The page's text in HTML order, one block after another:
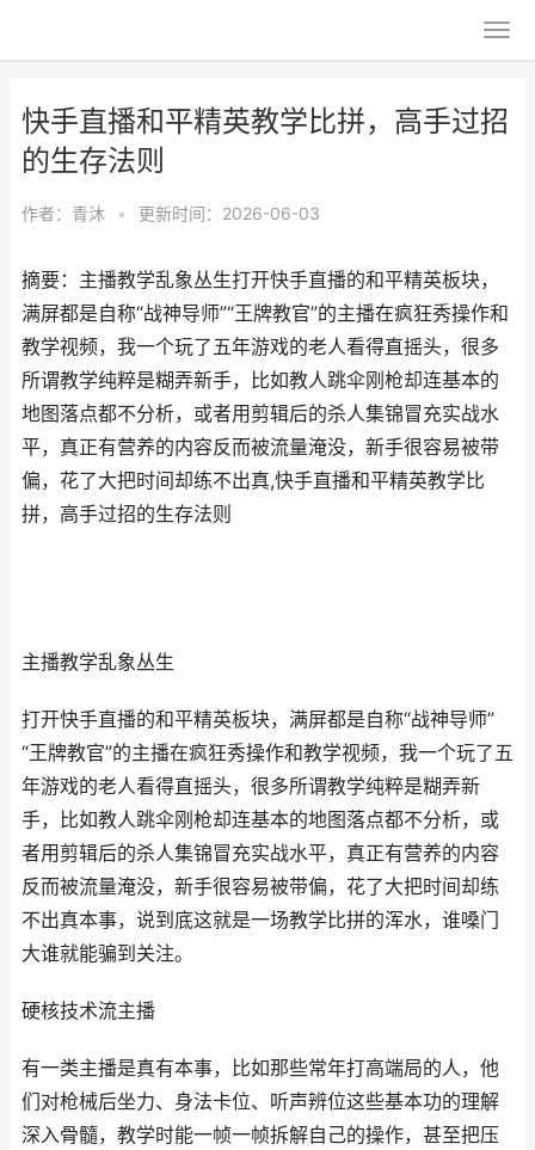
快手直播和平精英教学比拼，高手过招
的生存法则
作者： 青沐 • 更新时间：2026-06-03
摘要：主播教学乱象丛生打开快手直播的和平精英板块，
满屏都是自称“战神导师”“王牌教官”的主播在疯狂秀操作和
教学视频，我一个玩了五年游戏的老人看得直摇头，很多
所谓教学纯粹是糊弄新手，比如教人跳伞刚枪却连基本的
地图落点都不分析，或者用剪辑后的杀人集锦冒充实战水
平，真正有营养的内容反而被流量淹没，新手很容易被带
偏，花了大把时间却练不出真,快手直播和平精英教学比
拼，高手过招的生存法则
主播教学乱象丛生
打开快手直播的和平精英板块，满屏都是自称“战神导师”
“王牌教官”的主播在疯狂秀操作和教学视频，我一个玩了五
年游戏的老人看得直摇头，很多所谓教学纯粹是糊弄新
手，比如教人跳伞刚枪却连基本的地图落点都不分析，或
者用剪辑后的杀人集锦冒充实战水平，真正有营养的内容
反而被流量淹没，新手很容易被带偏，花了大把时间却练
不出真本事，说到底这就是一场教学比拼的浑水，谁嗓门
大谁就能骗到关注。
硬核技术流主播
有一类主播是真有本事，比如那些常年打高端局的人，他
们对枪械后坐力、身法卡位、听声辨位这些基本功的理解
深入骨髓，教学时能一帧一帧拆解自己的操作，甚至把压